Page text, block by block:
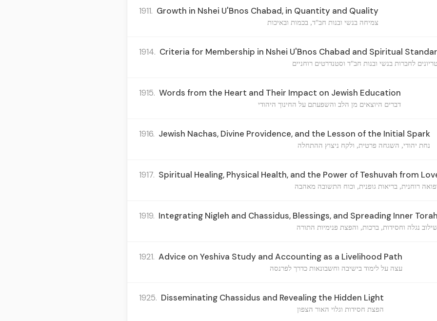
1911. Growth in Nshei U'Bnos Chabad, in Quantity and Quality
צמיחה בנשי ובנות חב"ד, בכמות ובאיכות
1914. Criteria for Membership in Nshei U'Bnos Chabad and Spiritual
לחברות בנשי ובנות חב"ד וסטנדרטים רוחניים
1915. Words from the Heart and Their Impact on Jewish Education
דברים היוצאים מן הלב והשפעתם על החינוך היהודי
1916. Jewish Nachas, Divine Providence, and the Lesson of the Initial Spark
נחת יהודי, השגחה פרטית, ולקח ניצוץ ההתחלה
1917. Spiritual Healing, Physical Health, and the Power of Teshuvah from
רוחנית, בריאות גופנית, וכוח התשובה מאהבה
1919. Integrating Nigleh and Chassidus, Blessings, and Spreading Inner Torah
נגלה וחסידות, ברכות, והפצת פנימיות התורה
1921. Advice on Yeshiva Study and Accounting as a Livelihood Path
עצה על לימוד בישיבה וחשבונאות כדרך לפרנסה
1925. Disseminating Chassidus and Revealing the Hidden Light
הפצת חסידות וגלוי האור הצפון